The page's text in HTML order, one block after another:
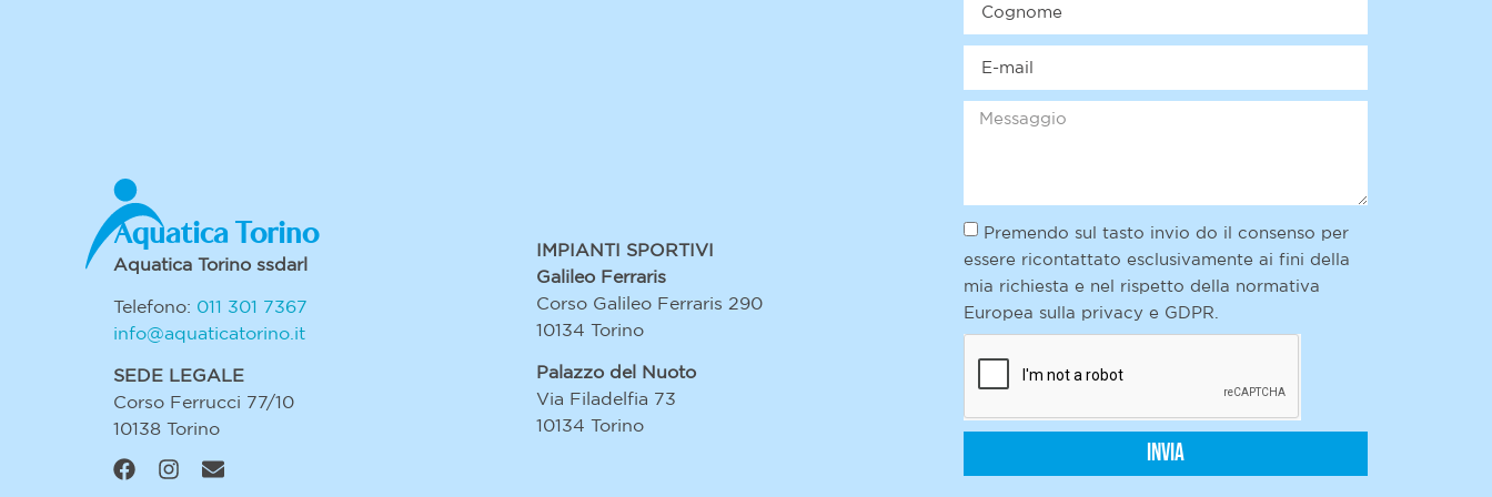
Aquatica Torino
Aquatica Torino ssdarl
Telefono: 011 301 7367
info@aquaticatorino.it
SEDE LEGALE
Corso Ferrucci 77/10
10138 Torino
IMPIANTI SPORTIVI
Galileo Ferraris
Corso Galileo Ferraris 290
10134 Torino
Palazzo del Nuoto
Via Filadelfia 73
10134 Torino
Premendo sul tasto invio do il consenso per
essere ricontattato esclusivamente ai fini della
mia richiesta e nel rispetto della normativa
Europea sulla privacy e GDPR.
Invia